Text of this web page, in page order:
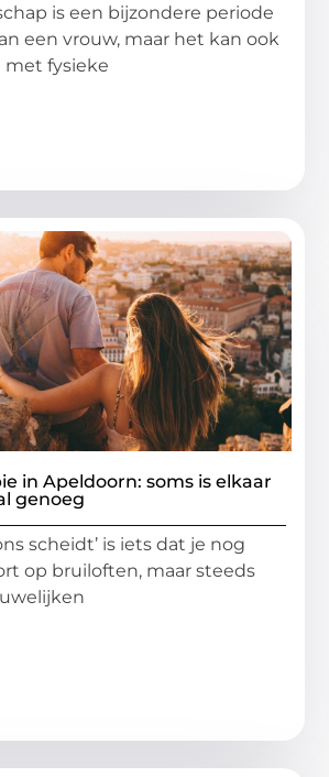
is een bijzondere periode
een vrouw, maar het kan ook
met fysieke
in Apeldoorn: soms is elkaar
genoeg
scheidt’ is iets dat je nog
op bruiloften, maar steeds